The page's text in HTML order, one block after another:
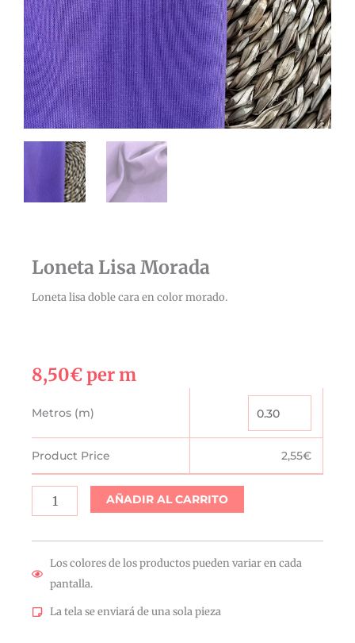
Loneta Lisa Morada
Loneta lisa doble cara en color morado.
8,50€per m
Metros (m)
Product Price 2,55€
Lisa
Morada
cantidad
AÑADIR AL CARRITO
Los colores de los productos pueden variar en cada
pantalla.
La tela se enviará de una sola pieza